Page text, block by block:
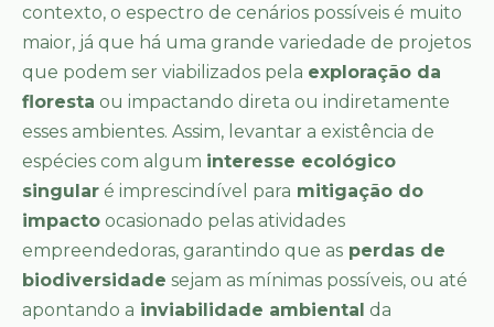
contexto, o espectro de cenários possíveis é muito
maior, já que há uma grande variedade de projetos
que podem ser viabilizados pela exploração da
floresta ou impactando direta ou indiretamente
esses ambientes. Assim, levantar a existência de
espécies com algum interesse ecológico
singular é imprescindível para mitigação do
impacto ocasionado pelas atividades
empreendedoras, garantindo que as perdas de
biodiversidade sejam as mínimas possíveis, ou até
apontando a inviabilidade ambiental da